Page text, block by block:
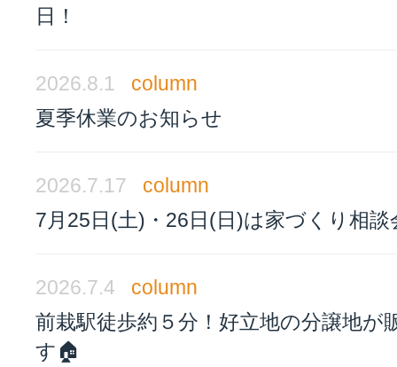
日！
2026.8.1
column
夏季休業のお知らせ
2026.7.17
column
7月25日(土)・26日(日)は家づくり相談
2026.7.4
column
前栽駅徒歩約５分！好立地の分譲地が
す🏠